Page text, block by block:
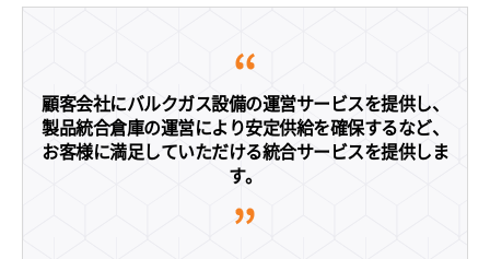
顧客会社にバルクガス設備の運営サービスを提供し、
製品統合倉庫の運営により安定供給を確保するなど、
お客様に満足していただける統合サービスを提供しま
す。